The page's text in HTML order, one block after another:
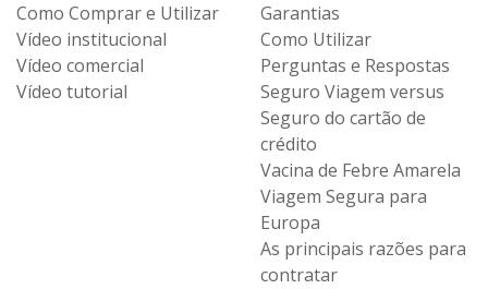
Como Comprar e Utilizar
Vídeo institucional
Vídeo comercial
Vídeo tutorial
Garantias
Como Utilizar
Perguntas e Respostas
Seguro Viagem versus
Seguro do cartão de
crédito
Vacina de Febre Amarela
Viagem Segura para
Europa
As principais razões para
contratar